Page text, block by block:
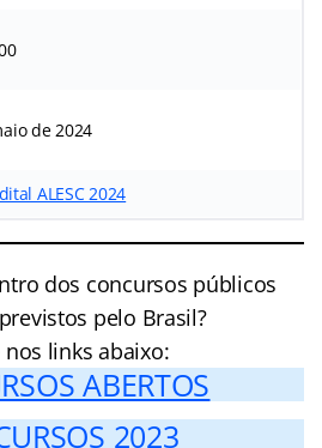
de 2024
ALESC 2024
dos concursos públicos
pelo Brasil?
nos links abaixo:
ABERTOS
2023